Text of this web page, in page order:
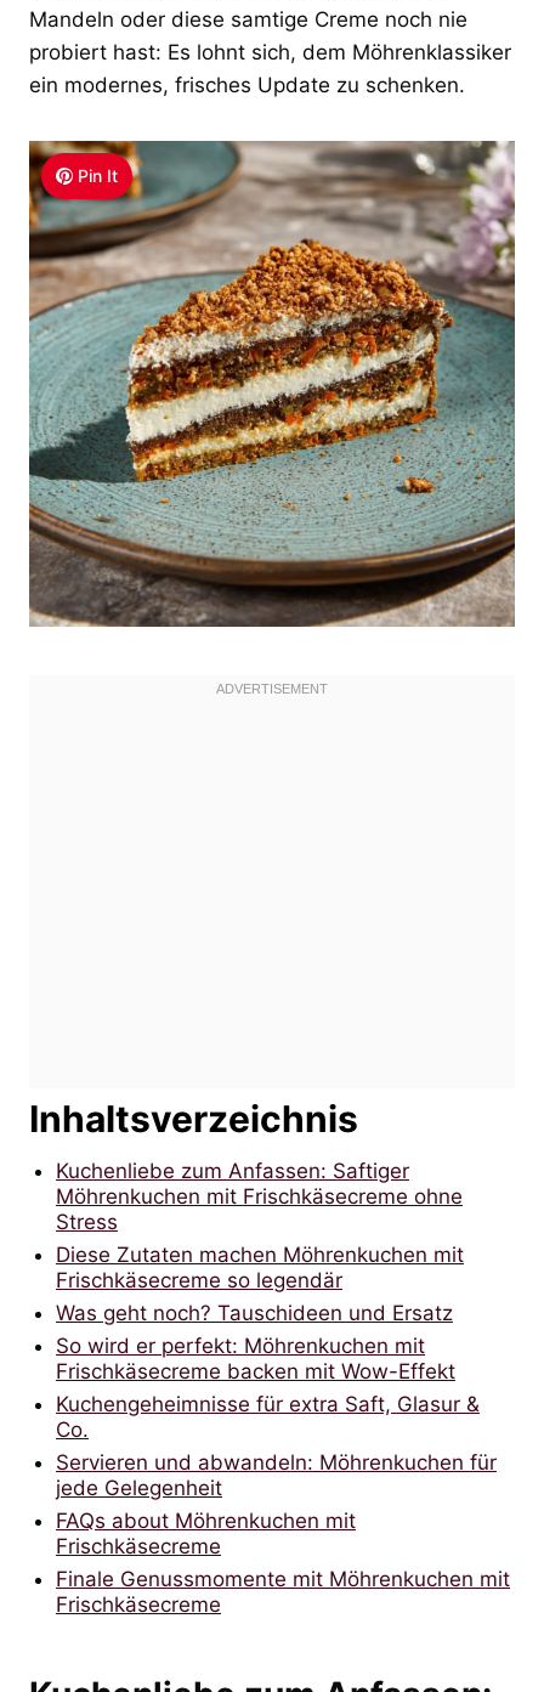
Mandeln oder diese samtige Creme noch nie
probiert hast: Es lohnt sich, dem Möhrenklassiker
ein modernes, frisches Update zu schenken.
Pin It
Inhaltsverzeichnis
Kuchenliebe zum Anfassen: Saftiger
Möhrenkuchen mit Frischkäsecreme ohne
Stress
Diese Zutaten machen Möhrenkuchen mit
Frischkäsecreme so legendär
Was geht noch? Tauschideen und Ersatz
So wird er perfekt: Möhrenkuchen mit
Frischkäsecreme backen mit Wow-Effekt
Kuchengeheimnisse für extra Saft, Glasur &
Co.
Servieren und abwandeln: Möhrenkuchen für
jede Gelegenheit
FAQs about Möhrenkuchen mit
Frischkäsecreme
Finale Genussmomente mit Möhrenkuchen mit
Frischkäsecreme